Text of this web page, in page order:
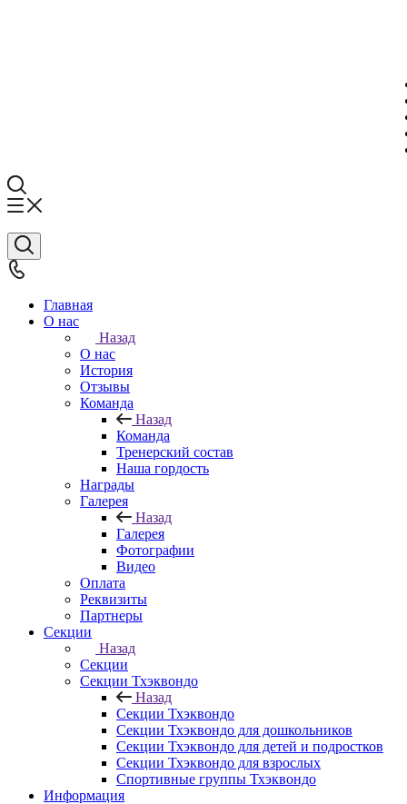
Главная
О нас
Назад
О нас
История
Отзывы
Команда
Назад
Команда
Тренерский состав
Наша гордость
Награды
Галерея
Назад
Галерея
Фотографии
Видео
Оплата
Реквизиты
Партнеры
Секции
Назад
Секции
Секции Тхэквондо
Назад
Секции Тхэквондо
Секции Тхэквондо для дошкольников
Секции Тхэквондо для детей и подростков
Секции Тхэквондо для взрослых
Спортивные группы Тхэквондо
Информация